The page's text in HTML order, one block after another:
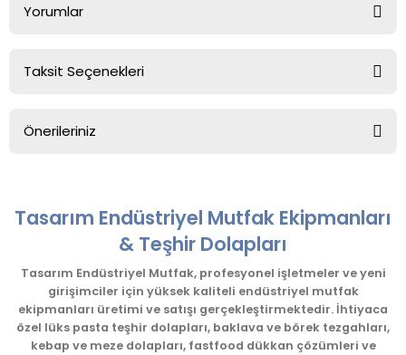
Yorumlar
Taksit Seçenekleri
Önerileriniz
kullanarak tarafımıza iletebilirsiniz.
Görüş ve önerileriniz için teşekkür ederiz.
Ürün resmi kalitesiz, bozuk veya görüntülenemiyor.
Ürün açıklamasında eksik bilgiler bulunuyor.
Ürün bilgilerinde hatalar bulunuyor.
Ürün fiyatı diğer sitelerden daha pahalı.
Tasarım Endüstriyel Mutfak Ekipmanları
& Teşhir Dolapları
Tasarım Endüstriyel Mutfak, profesyonel işletmeler ve yeni
girişimciler için yüksek kaliteli endüstriyel mutfak
ekipmanları üretimi ve satışı gerçekleştirmektedir. İhtiyaca
özel lüks pasta teşhir dolapları, baklava ve börek tezgahları,
kebap ve meze dolapları, fastfood dükkan çözümleri ve